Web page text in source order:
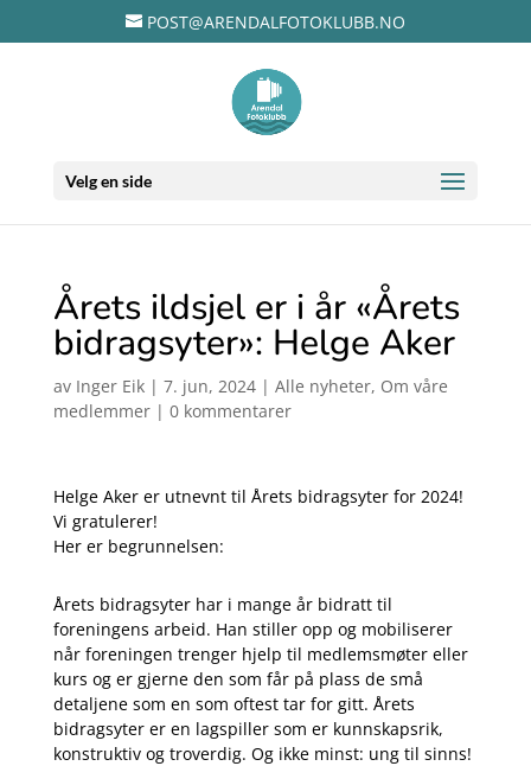
POST@ARENDALFOTOKLUBB.NO
Velg en side
Årets ildsjel er i år «Årets
bidragsyter»: Helge Aker
av Inger Eik| 7. jun, 2024| Alle nyheter, Om våre
medlemmer| 0 kommentarer
Helge Aker er utnevnt til Årets bidragsyter for 2024!
Vi gratulerer!
Her er begrunnelsen:
Årets bidragsyter har i mange år bidratt til
foreningens arbeid. Han stiller opp og mobiliserer
når foreningen trenger hjelp til medlemsmøter eller
kurs og er gjerne den som får på plass de små
detaljene som en som oftest tar for gitt. Årets
bidragsyter er en lagspiller som er kunnskapsrik,
konstruktiv og troverdig. Og ikke minst: ung til sinns!